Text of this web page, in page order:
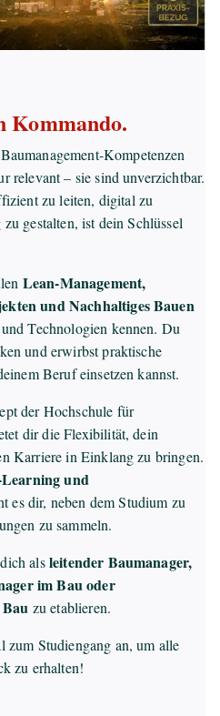
Kommando.
Kompetenzen
relevant – sie sind unverzichtbar.
zu leiten, digital zu
gestalten, ist dein Schlüssel
Lean-Management,
und Nachhaltiges Bauen
Technologien kennen. Du
und erwirbst praktische
Beruf einsetzen kannst.
der Hochschule für
dir die Flexibilität, dein
Karriere in Einklang zu bringen.
und
es dir, neben dem Studium zu
zu sammeln.
alsleitender Baumanager,
im Bau oder
zu etablieren.
zum Studiengang an, um alle
zu erhalten!